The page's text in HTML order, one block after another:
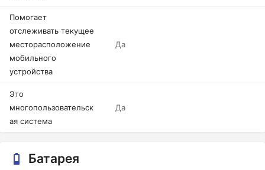
Помогает
отслеживать текущее
месторасположение
мобильного
устройства
Да
Это
многопользовательск
ая система
Да
Батарея